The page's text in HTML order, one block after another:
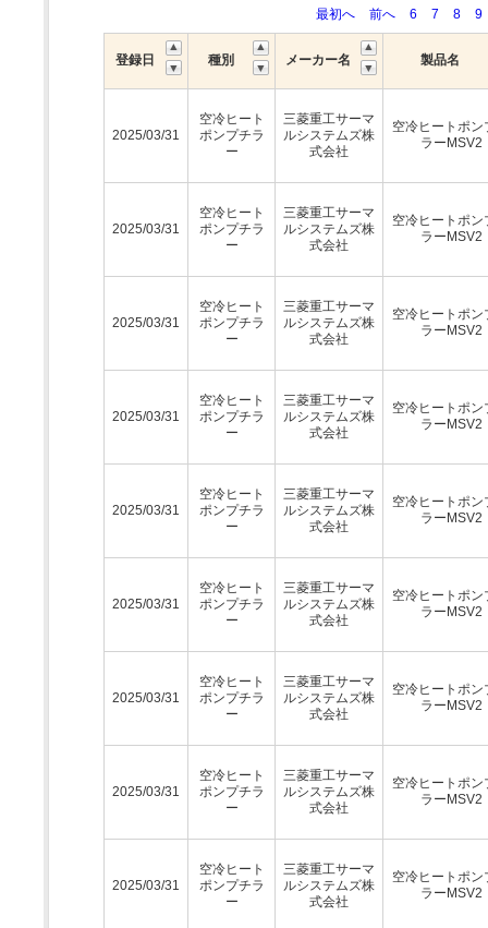
最初へ
前へ 6 7 8 9
登録日 種別 メーカー名 製品名
2025/03/31
空冷ヒート
ポンプチラ
ー
三菱重工サーマ
ルシステムズ株
式会社
空冷ヒートポン
ラーMSV2
2025/03/31
空冷ヒート
ポンプチラ
ー
三菱重工サーマ
ルシステムズ株
式会社
空冷ヒートポン
ラーMSV2
2025/03/31
空冷ヒート
ポンプチラ
ー
三菱重工サーマ
ルシステムズ株
式会社
空冷ヒートポン
ラーMSV2
2025/03/31
空冷ヒート
ポンプチラ
ー
三菱重工サーマ
ルシステムズ株
式会社
空冷ヒートポン
ラーMSV2
2025/03/31
空冷ヒート
ポンプチラ
ー
三菱重工サーマ
ルシステムズ株
式会社
空冷ヒートポン
ラーMSV2
2025/03/31
空冷ヒート
ポンプチラ
ー
三菱重工サーマ
ルシステムズ株
式会社
空冷ヒートポン
ラーMSV2
2025/03/31
空冷ヒート
ポンプチラ
ー
三菱重工サーマ
ルシステムズ株
式会社
空冷ヒートポン
ラーMSV2
2025/03/31
空冷ヒート
ポンプチラ
ー
三菱重工サーマ
ルシステムズ株
式会社
空冷ヒートポン
ラーMSV2
2025/03/31
空冷ヒート
ポンプチラ
ー
三菱重工サーマ
ルシステムズ株
式会社
空冷ヒートポン
ラーMSV2